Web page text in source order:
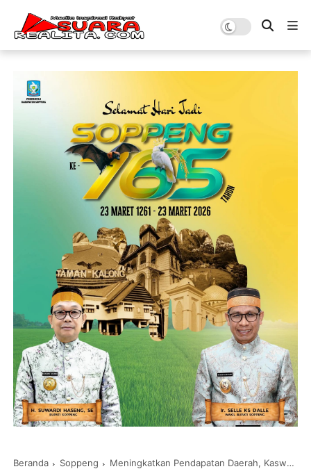
Beranda Soppeng Meningkatkan Pendapatan Daerah, Kaswadi Tandatangani MoU Dengan Bank Sulselbar dan BPN